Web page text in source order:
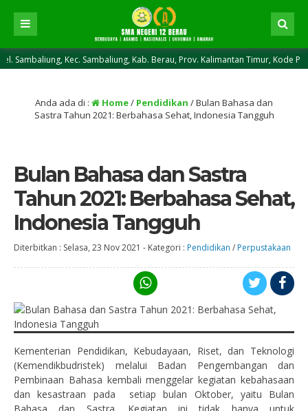
Kec. Sambaliung, Kab. Berau, Prov. Kalimantan Timur, Kode Pos 77371 ||
Anda ada di : Home/ Pendidikan /Bulan Bahasa dan
Sastra Tahun 2021: Berbahasa Sehat, Indonesia Tangguh
Bulan Bahasa dan Sastra
Tahun 2021: Berbahasa Sehat,
Indonesia Tangguh
Diterbitkan : Selasa, 23 Nov 2021 - Kategori : Pendidikan / Perpustakaan
Kementerian Pendidikan, Kebudayaan, Riset, dan Teknologi
(Kemendikbudristek) melalui Badan Pengembangan dan
Pembinaan Bahasa kembali menggelar kegiatan kebahasaan
dan kesastraan pada setiap bulan Oktober, yaitu Bulan